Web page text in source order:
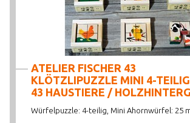
ATELIER FISCHER 43
KLÖTZLIPUZZLE MINI 4-
43 HAUSTIERE /
Würfelpuzzle: 4-teilig, Mini Ahornwürfel: 25